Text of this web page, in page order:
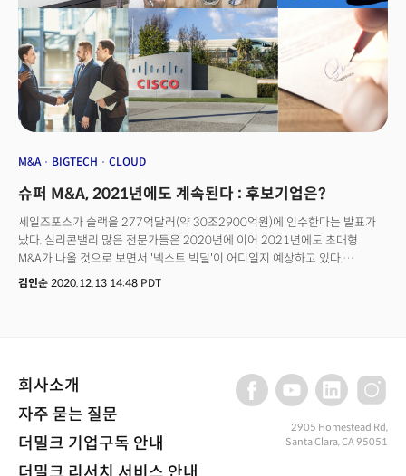
M&A BIGTECH CLOUD
슈퍼 M&A, 2021년에도 계속된다 : 후보기업은?
세일즈포스가 슬랙을 277억달러(약 30조2900억원)에 인수한다는 발표가
났다. 실리콘밸리 많은 전문가들은 2020년에 이어 2021년에도 초대형
M&A가 나올 것으로 보면서 '넥스트 빅딜'이 어디일지 예상하고 있다.
디인포메이션은 세일즈포스의 슬랙 인수가 엔터프라이즈 소프트웨어 M&A
이자율이 사상 최저 수준으로 내려가 거래 자금 조달에 필요한 차입금도 그
어느 때보다 저렴하다. 실제 레피니티브(Refinitiv) 데이터에 따르면 2020년
7월과 8월에 발표된 M&A 합산 가치는 2600억 달러에 달했다. 이는 5년 만에
가장 높은 수준이다. 특히 8월에 50억 달러 이상되는 거래가 9건이나 있었다.
김인순 2020.12.13 14:48 PDT
회사소개
자주 묻는 질문
더밀크 기업구독 안내
2905 Homestead Rd,
Santa Clara, CA 95051